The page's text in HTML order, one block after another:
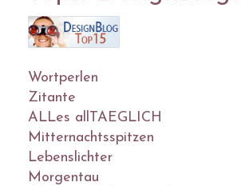
Wortperlen
Zitante
ALLes allTAEGLICH
Mitternachtsspitzen
Lebenslichter
Morgentau